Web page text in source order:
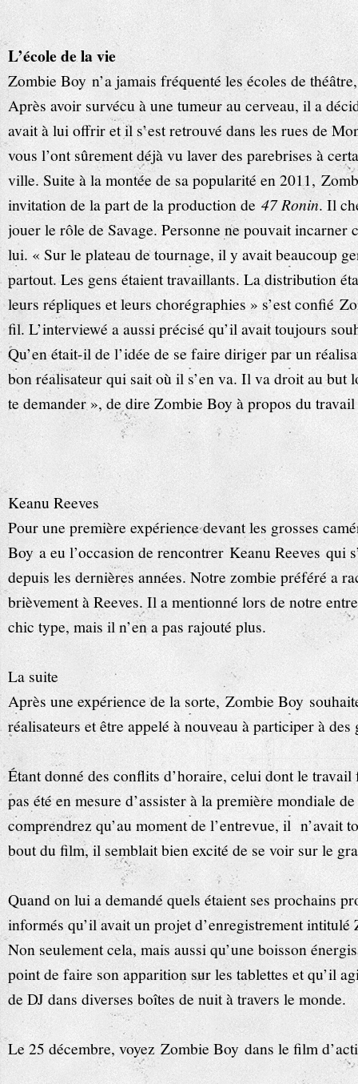
L’école de la vie
Zombie Boy n’a jamais fréquenté les écoles de
Après avoir survécu à une tumeur au cerveau, il a
avait à lui offrir et il s’est retrouvé dans les rues de
vous l’ont sûrement déjà vu laver des parebrises à
ville. Suite à la montée de sa popularité en 2011,
invitation de la part de la production de 47 Ronin. Il
jouer le rôle de Savage. Personne ne pouvait incarner
lui. « Sur le plateau de tournage, il y avait beaucoup
partout. Les gens étaient travaillants. La distribution
leurs répliques et leurs chorégraphies » s’est confié
fil. L’interviewé a aussi précisé qu’il avait toujours
Qu’en était-il de l’idée de se faire diriger par un
bon réalisateur qui sait où il s’en va. Il va droit au but
te demander », de dire Zombie Boy à propos du
Keanu Reeves
Pour une première expérience devant les grosses
Boy a eu l’occasion de rencontrer Keanu Reeves qui
depuis les dernières années. Notre zombie préféré a
brièvement à Reeves. Il a mentionné lors de notre
chic type, mais il n’en a pas rajouté plus.
La suite
Après une expérience de la sorte, Zombie Boy
réalisateurs et être appelé à nouveau à participer à
Étant donné des conflits d’horaire, celui dont le travail
pas été en mesure d’assister à la première mondiale
comprendrez qu’au moment de l’entrevue, il n’avait
bout du film, il semblait bien excité de se voir sur le
Quand on lui a demandé quels étaient ses prochains
informés qu’il avait un projet d’enregistrement
Non seulement cela, mais aussi qu’une boisson
point de faire son apparition sur les tablettes et qu’il
de DJ dans diverses boîtes de nuit à travers le monde.
Le 25 décembre, voyez Zombie Boy dans le film